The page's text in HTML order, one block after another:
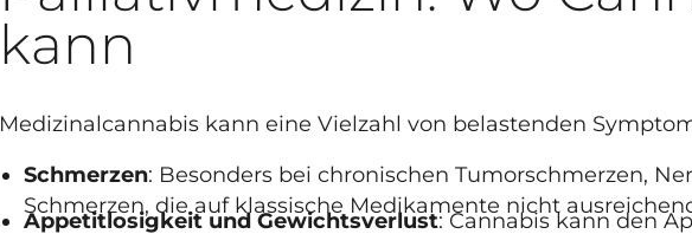
kann
Medizinalcannabis kann eine Vielzahl von belastenden
Schmerzen: Besonders bei chronischen Tumorschmerzen,
Schmerzen, die auf klassische Medikamente nicht
Appetitlosigkeit und Gewichtsverlust: Cannabis kann den